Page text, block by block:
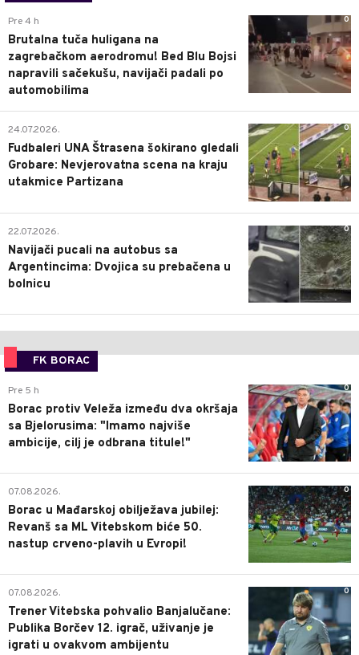
0
Pre 4 h
Brutalna tuča huligana na
zagrebačkom aerodromu! Bed Blu Bojsi
napravili sačekušu, navijači padali po
automobilima
0
24.07.2026.
Fudbaleri UNA Štrasena šokirano gledali
Grobare: Nevjerovatna scena na kraju
utakmice Partizana
0
22.07.2026.
Navijači pucali na autobus sa
Argentincima: Dvojica su prebačena u
bolnicu
FK BORAC
0
Pre 5 h
Borac protiv Veleža između dva okršaja
sa Bjelorusima: "Imamo najviše
ambicije, cilj je odbrana titule!"
0
07.08.2026.
Borac u Mađarskoj obilježava jubilej:
Revanš sa ML Vitebskom biće 50.
nastup crveno-plavih u Evropi!
0
07.08.2026.
Trener Vitebska pohvalio Banjalučane:
Publika Borčev 12. igrač, uživanje je
igrati u ovakvom ambijentu